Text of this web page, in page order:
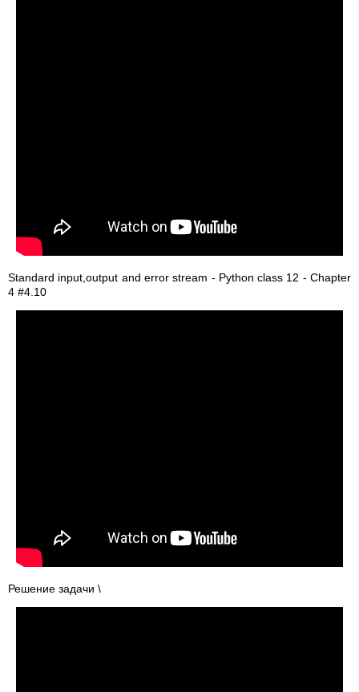
Standard input,output and error stream - Python class 12 - Chapter
4 #4.10
Решение задачи \